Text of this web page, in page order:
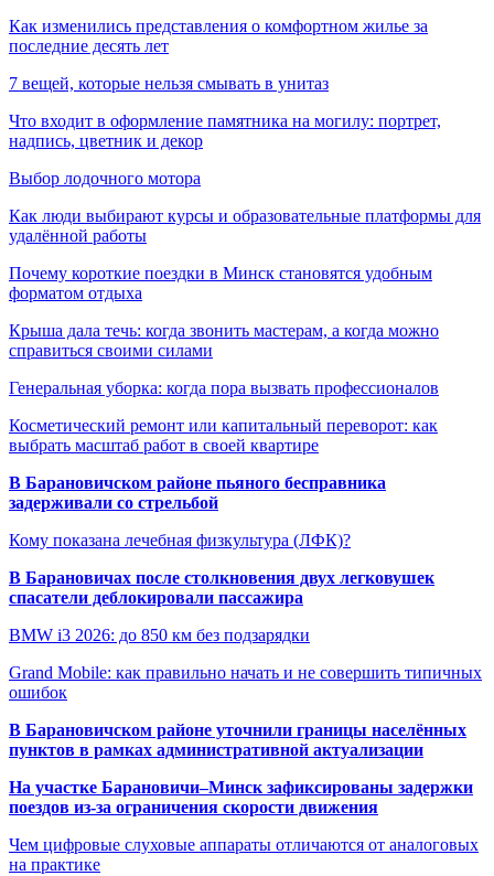
Как изменились представления о комфортном жилье за
последние десять лет
7 вещей, которые нельзя смывать в унитаз
Что входит в оформление памятника на могилу: портрет,
надпись, цветник и декор
Выбор лодочного мотора
Как люди выбирают курсы и образовательные платформы для
удалённой работы
Почему короткие поездки в Минск становятся удобным
форматом отдыха
Крыша дала течь: когда звонить мастерам, а когда можно
справиться своими силами
Генеральная уборка: когда пора вызвать профессионалов
Косметический ремонт или капитальный переворот: как
выбрать масштаб работ в своей квартире
В Барановичском районе пьяного бесправника
задерживали со стрельбой
Кому показана лечебная физкультура (ЛФК)?
В Барановичах после столкновения двух легковушек
спасатели деблокировали пассажира
BMW i3 2026: до 850 км без подзарядки
Grand Mobile: как правильно начать и не совершить типичных
ошибок
В Барановичском районе уточнили границы населённых
пунктов в рамках административной актуализации
На участке Барановичи–Минск зафиксированы задержки
поездов из-за ограничения скорости движения
Чем цифровые слуховые аппараты отличаются от аналоговых
на практике